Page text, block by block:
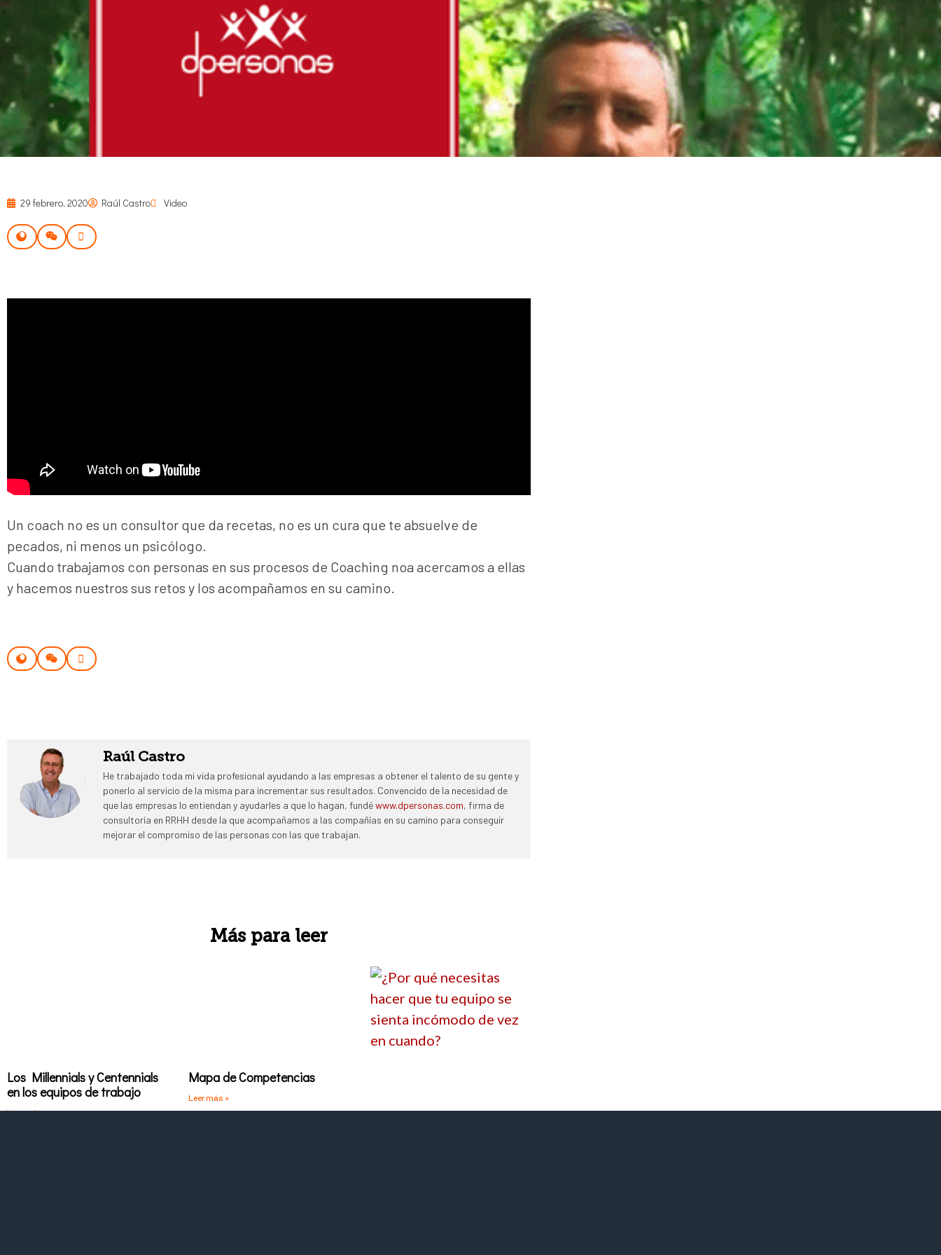
29 febrero, 2020 Raúl Castro Video
Un coach no es un consultor que da recetas, no es un cura que te absuelve de
pecados, ni menos un psicólogo.
Cuando trabajamos con personas en sus procesos de Coaching noa acercamos a ellas
y hacemos nuestros sus retos y los acompañamos en su camino.
Raúl Castro
He trabajado toda mi vida profesional ayudando a las empresas a obtener el talento de su gente y
ponerlo al servicio de la misma para incrementar sus resultados. Convencido de la necesidad de
que las empresas lo entiendan y ayudarles a que lo hagan, fundéwww.dpersonas.com, firma de
consultoría en RRHH desde la que acompañamos a las compañías en su camino para conseguir
mejorar el compromiso de las personas con las que trabajan.
Más para leer
Los Millennials y Centennials
en los equipos de trabajo
Leer más »
Mapa de Competencias
Leer más »